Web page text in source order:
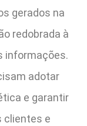
gerados na
redobrada à
informações.
adotar
e garantir
clientes e